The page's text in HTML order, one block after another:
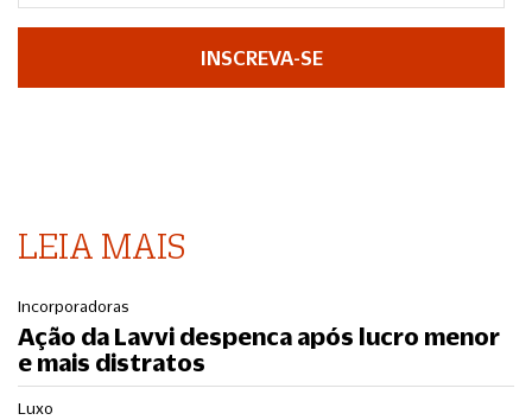
INSCREVA-SE
LEIA MAIS
Incorporadoras
Ação da Lavvi despenca após lucro menor
e mais distratos
Luxo